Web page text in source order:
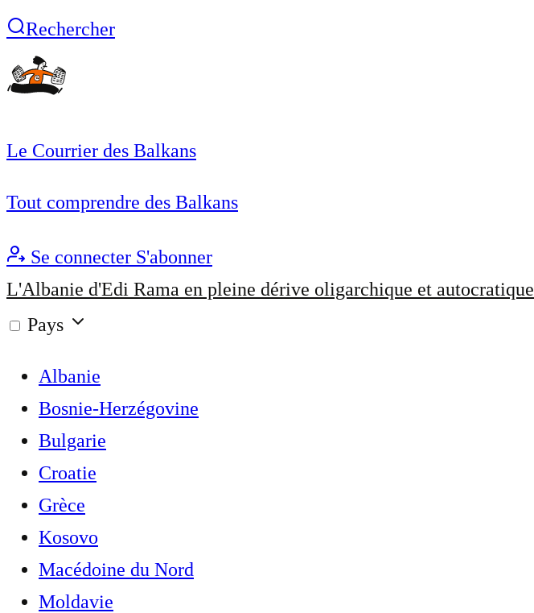
Rechercher
Le Courrier des Balkans
Tout comprendre des Balkans
Se connecter S'abonner
L'Albanie d'Edi Rama en pleine dérive oligarchique et autocratique
Pays
Albanie
Bosnie-Herzégovine
Bulgarie
Croatie
Grèce
Kosovo
Macédoine du Nord
Moldavie